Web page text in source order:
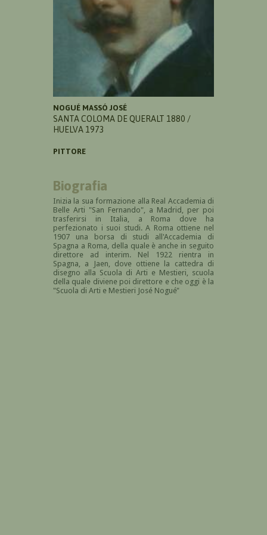
NOGUÉ MASSÓ JOSÉ
SANTA COLOMA DE QUERALT 1880 /
HUELVA 1973
PITTORE
Biografia
Inizia la sua formazione alla Real Accademia di
Belle Arti "San Fernando", a Madrid, per poi
trasferirsi in Italia, a Roma dove ha
perfezionato i suoi studi. A Roma ottiene nel
1907 una borsa di studi all'Accademia di
Spagna a Roma, della quale è anche in seguito
direttore ad interim. Nel 1922 rientra in
Spagna, a Jaen, dove ottiene la cattedra di
disegno alla Scuola di Arti e Mestieri, scuola
della quale diviene poi direttore e che oggi è la
"Scuola di Arti e Mestieri José Nogué"